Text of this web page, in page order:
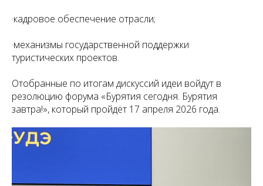
·кадровое обеспечение отрасли;
·механизмы государственной поддержки
туристических проектов.
Отобранные по итогам дискуссий идеи войдут в
резолюцию форума «Бурятия сегодня. Бурятия
завтра!», который пройдёт 17 апреля 2026 года.